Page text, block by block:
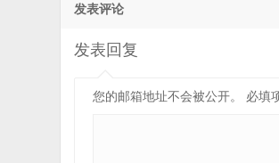
发表评论
发表回复
您的邮箱地址不会被公开。 必填